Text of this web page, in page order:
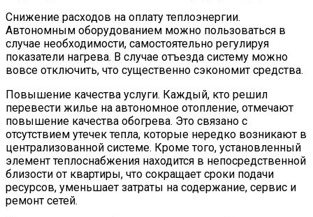
Снижение расходов на оплату теплоэнергии.
Автономным оборудованием можно пользоваться в
случае необходимости, самостоятельно регулируя
показатели нагрева. В случае отъезда систему можно
вовсе отключить, что существенно сэкономит средства.
Повышение качества услуги. Каждый, кто решил
перевести жилье на автономное отопление, отмечают
повышение качества обогрева. Это связано с
отсутствием утечек тепла, которые нередко возникают в
централизованной системе. Кроме того, установленный
элемент теплоснабжения находится в непосредственной
близости от квартиры, что сокращает сроки подачи
ресурсов, уменьшает затраты на содержание, сервис и
ремонт сетей.